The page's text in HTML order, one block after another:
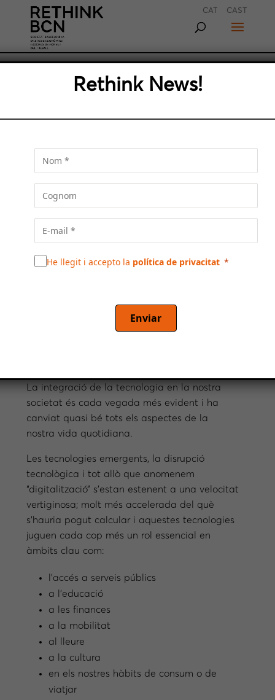
CAT CAST
L’EMERGÈNCIA DIGITAL A
L’ÀREA METROPOLITANA DE
BARCELONA
Colom, experta en humanisme tecnològic, en
el cicle de Foment del Treball del 27 d’octubre
de 2022 en la que analitza els canvis que
comportarà la digitalització de la societat
La integració de la tecnologia en la nostra
societat és cada vegada més evident i ha
canviat quasi bé tots els aspectes de la
nostra vida quotidiana.
Les tecnologies emergents, la disrupció
tecnològica i tot allò que anomenem
“digitalització” s’estan estenent a una velocitat
vertiginosa; molt més accelerada del què
s’hauria pogut calcular i aquestes tecnologies
juguen cada cop més un rol essencial en
àmbits clau com:
l’accés a serveis públics
a l’educació
a les finances
a la mobilitat
al lleure
a la cultura
en els nostres hàbits de consum o de
viatjar
Rethink News!
He llegit i accepto la política de privacitat
Enviar